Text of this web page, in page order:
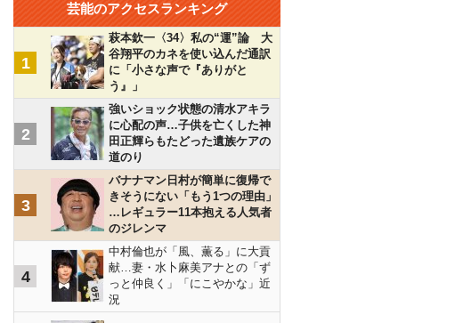
芸能のアクセスランキング
1
萩本欽一〈34〉私の“運”論 大
谷翔平のカネを使い込んだ通訳
に「小さな声で『ありがと
う』」
2
強いショック状態の清水アキラ
に心配の声…子供を亡くした神
田正輝らもたどった遺族ケアの
道のり
3
バナナマン日村が簡単に復帰で
きそうにない「もう1つの理由」
…レギュラー11本抱える人気者
のジレンマ
4
中村倫也が「風、薫る」に大貢
献…妻・水卜麻美アナとの「ず
っと仲良く」「にこやかな」近
況